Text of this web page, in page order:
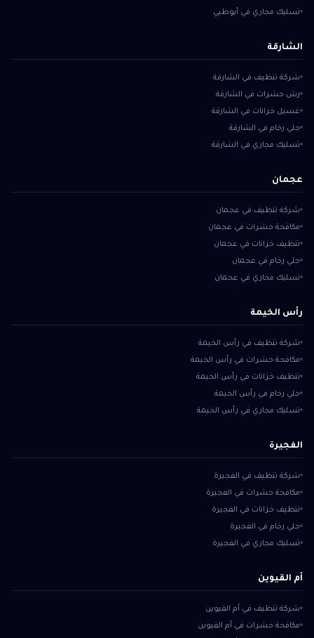
تسليك مجاري في أبوظبي
الشارقة
شركة تنظيف في الشارقة
رش حشرات في الشارقة
غسيل خزانات في الشارقة
جلي رخام في الشارقة
تسليك مجاري في الشارقة
عجمان
شركة تنظيف في عجمان
مكافحة حشرات في عجمان
تنظيف خزانات في عجمان
جلي رخام في عجمان
تسليك مجاري في عجمان
رأس الخيمة
شركة تنظيف في رأس الخيمة
مكافحة حشرات في رأس الخيمة
تنظيف خزانات في رأس الخيمة
جلي رخام في رأس الخيمة
تسليك مجاري في رأس الخيمة
الفجيرة
شركة تنظيف في الفجيرة
مكافحة حشرات في الفجيرة
تنظيف خزانات في الفجيرة
جلي رخام في الفجيرة
تسليك مجاري في الفجيرة
أم القيوين
شركة تنظيف في أم القيوين
مكافحة حشرات في أم القيوين